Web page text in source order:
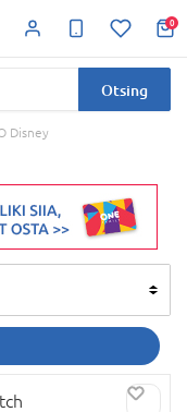
0
Otsing
Disney